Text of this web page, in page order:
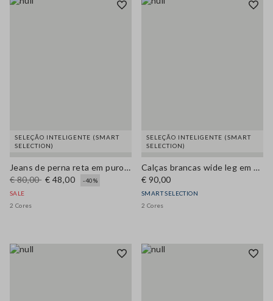
SELEÇÃO INTELIGENTE (SMART
SELECTION)
Jeans de perna reta em puro algodão denim azul
€ 80,00 € 48,00
-40%
SALE
2 Cores
SELEÇÃO INTELIGENTE (SMART
SELECTION)
Calças brancas wide leg em algodão puro
€ 90,00
SMART SELECTION
2 Cores